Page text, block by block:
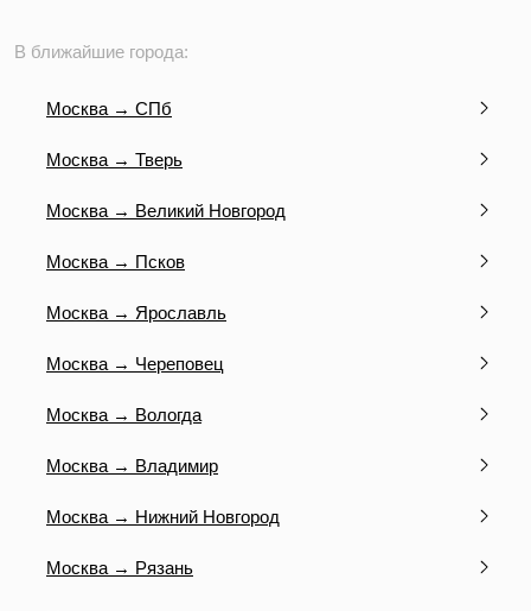
В ближайшие города:
Москва → СПб
Москва → Тверь
Москва → Великий Новгород
Москва → Псков
Москва → Ярославль
Москва → Череповец
Москва → Вологда
Москва → Владимир
Москва → Нижний Новгород
Москва → Рязань